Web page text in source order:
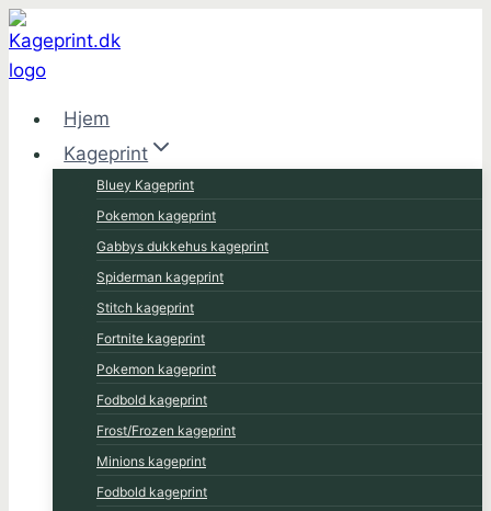
Fortsæt
til
indhold
Hjem
Kageprint
Bluey Kageprint
Pokemon kageprint
Gabbys dukkehus kageprint
Spiderman kageprint
Stitch kageprint
Fortnite kageprint
Pokemon kageprint
Fodbold kageprint
Frost/Frozen kageprint
Minions kageprint
Fodbold kageprint